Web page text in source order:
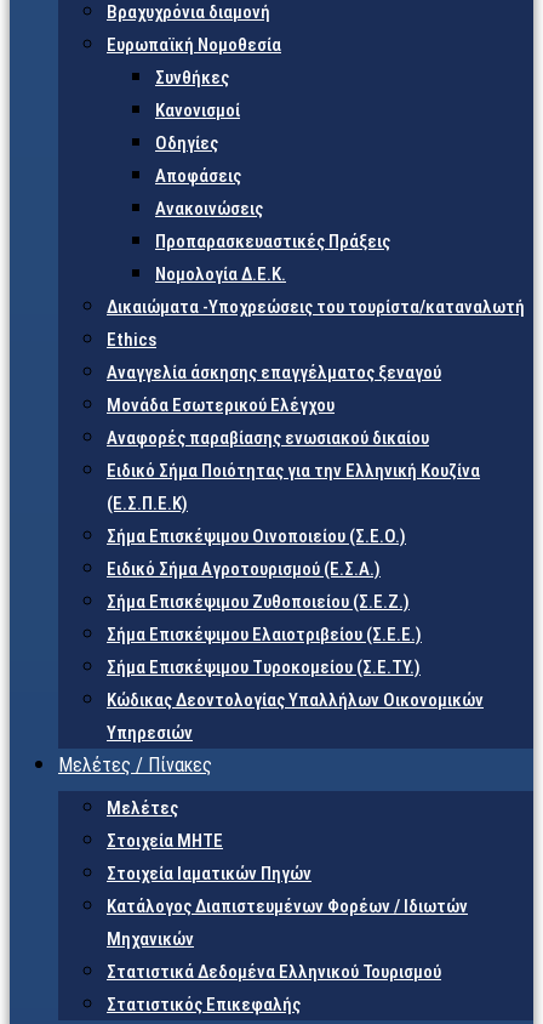
Βραχυχρόνια διαμονή
Ευρωπαϊκή Νομοθεσία
Συνθήκες
Κανονισμοί
Οδηγίες
Αποφάσεις
Ανακοινώσεις
Προπαρασκευαστικές Πράξεις
Νομολογία Δ.Ε.Κ.
Δικαιώματα -Υποχρεώσεις του τουρίστα/καταναλωτή
Ethics
Αναγγελία άσκησης επαγγέλματος ξεναγού
Μονάδα Εσωτερικού Ελέγχου
Αναφορές παραβίασης ενωσιακού δικαίου
Ειδικό Σήμα Ποιότητας για την Ελληνική Κουζίνα
(Ε.Σ.Π.Ε.Κ)
Σήμα Επισκέψιμου Οινοποιείου (Σ.Ε.Ο.)
Ειδικό Σήμα Αγροτουρισμού (Ε.Σ.Α.)
Σήμα Επισκέψιμου Ζυθοποιείου (Σ.Ε.Ζ.)
Σήμα Επισκέψιμου Ελαιοτριβείου (Σ.Ε.Ε.)
Σήμα Επισκέψιμου Τυροκομείου (Σ.Ε.TY.)
Κώδικας Δεοντολογίας Υπαλλήλων Οικονομικών
Υπηρεσιών
Μελέτες / Πίνακες
Μελέτες
Στοιχεία ΜΗΤΕ
Στοιχεία Ιαματικών Πηγών
Κατάλογος Διαπιστευμένων Φορέων / Ιδιωτών
Μηχανικών
Στατιστικά Δεδομένα Ελληνικού Τουρισμού
Στατιστικός Επικεφαλής